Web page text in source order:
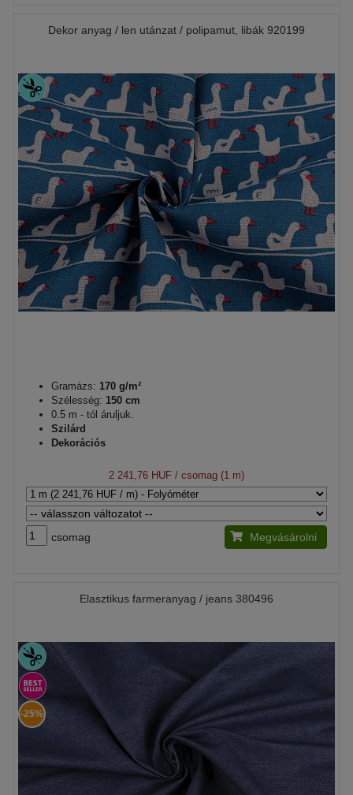
Dekor anyag / len utánzat / polipamut, libák 920199
Gramázs: 170 g/m²
Szélesség: 150 cm
0.5 m - tól áruljuk.
Szilárd
Dekorációs
2 241,76 HUF / csomag (1 m)
csomag Megvásárolni
Elasztikus farmeranyag / jeans 380496
-25%